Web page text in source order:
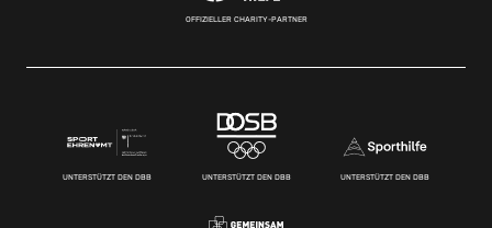
OFFIZIELLER CHARITY-PARTNER
UNTERSTÜTZT DEN DBB UNTERSTÜTZT DEN DBB UNTERSTÜTZT DEN DBB